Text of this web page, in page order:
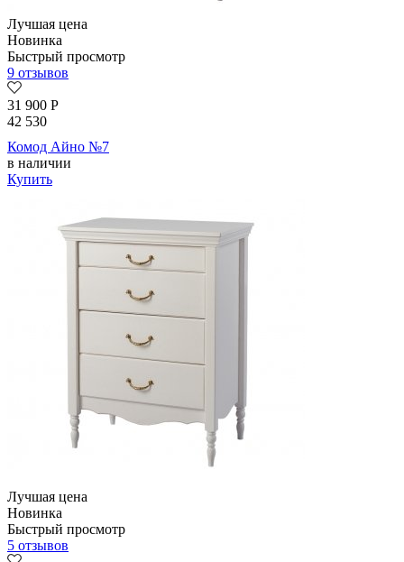
Лучшая цена
Новинка
Быстрый просмотр
9 отзывов
31 900 Р
42 530
Комод Айно №7
в наличии
Купить
Лучшая цена
Новинка
Быстрый просмотр
5 отзывов